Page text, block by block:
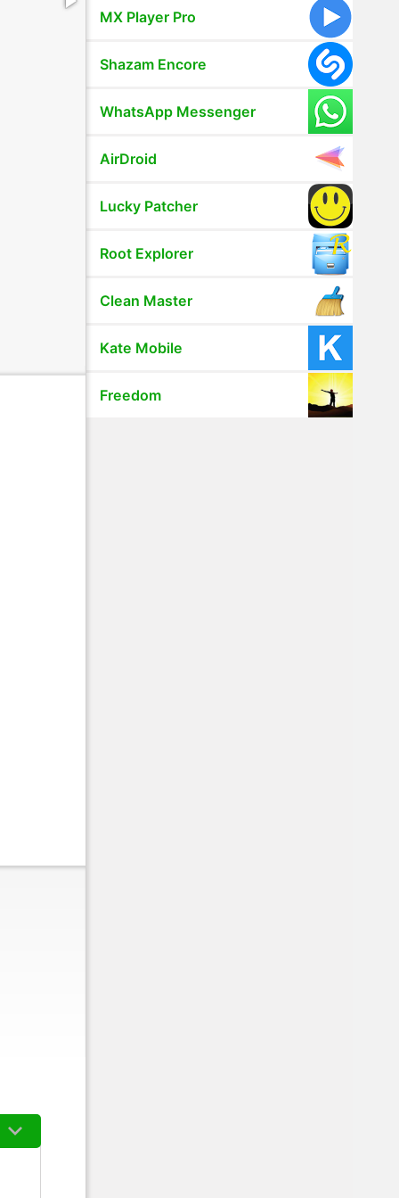
MX Player Pro
Shazam Encore
WhatsApp Messenger
AirDroid
Lucky Patcher
Root Explorer
Clean Master
Kate Mobile
Freedom